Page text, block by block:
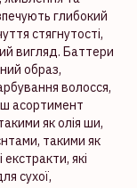
глибокий
стягнутості,
вигляд. Баттери
образ,
волосся,
асортимент
як олія ши,
такими як
які
сухої,